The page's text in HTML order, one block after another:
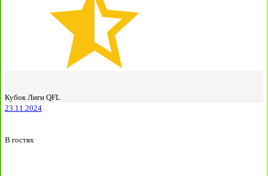
Кубок Лиги QFL
23.11.2024
В гостях